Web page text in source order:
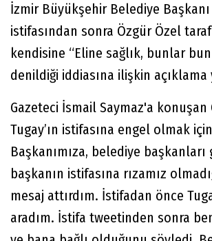
İzmir Büyükşehir Belediye Başkanı
istifasından sonra Özgür Özel
kendisine “Eline sağlık, bunlar
denildiği iddiasına ilişkin açıklama
Gazeteci İsmail Saymaz'a konuşan
Tugay’ın istifasına engel olmak
Başkanımıza, belediye
başkanın istifasına rızamız
mesaj attırdım. İstifadan önce
aradım. İstifa tweetinden sonra